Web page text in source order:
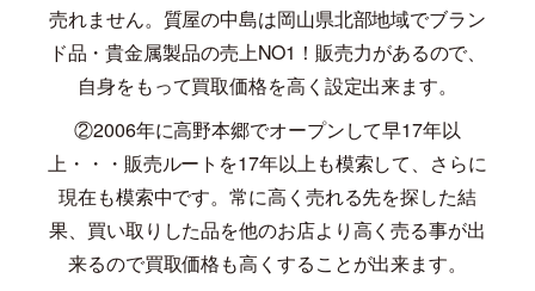
売れません。質屋の中島は岡山県北部地域でブラン
ド品・貴金属製品の売上NO1 ！販売力があるので、
自身をもって買取価格を高く設定出来ます。
②2006年に高野本郷でオープンして早17年以
上・・・販売ルートを17年以上も模索して、さらに
現在も模索中です。常に高く売れる先を探した結
果、買い取りした品を他のお店より高く売る事が出
来るので買取価格も高くすることが出来ます。